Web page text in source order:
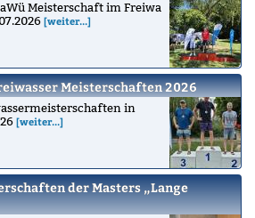
Meisterschaft im Freiwa
[weiter...]
Meisterschaften 2026
in
[weiter...]
der Masters „Lange